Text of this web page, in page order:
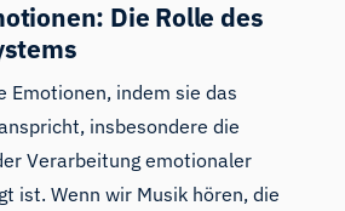
Die Rolle des
Emotionen, indem sie das
insbesondere die
Verarbeitung emotionaler
ist. Wenn wir Musik hören, die